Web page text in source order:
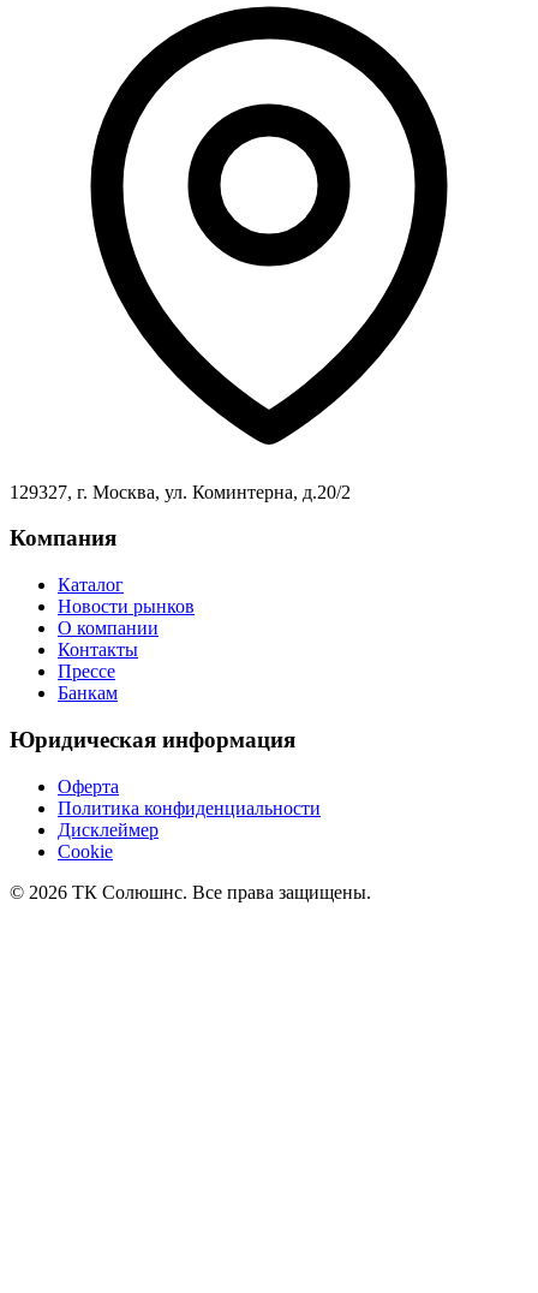
129327, г. Москва, ул. Коминтерна, д.20/2
Компания
Каталог
Новости рынков
О компании
Контакты
Прессе
Банкам
Юридическая информация
Оферта
Политика конфиденциальности
Дисклеймер
Cookie
© 2026 ТК Солюшнс. Все права защищены.